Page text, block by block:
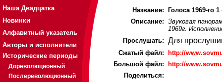
Наша Двадцатка
Новинки
Алфавитный указатель
Авторы и исполнители
Исторические периоды
Дореволюционный
Послереволюционный
Название:
Голоса 1969-го 1
Описание: Звуковая
1969г.
Прослушать: Для
Cжатый файл:
http://
Большой файл:
http://
Поделиться: